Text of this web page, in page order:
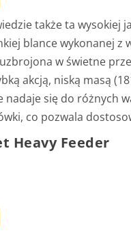
także ta wysokiej
blance wykonanej z
w świetne
akcją, niską masą
nadaje się do różnych
co pozwala
Heavy Feeder